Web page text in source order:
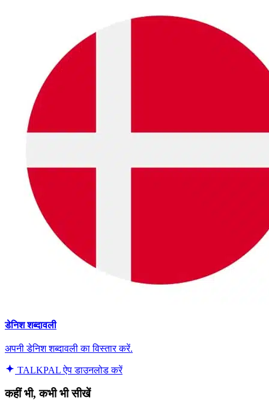
डेनिश शब्दावली
अपनी डेनिश शब्दावली का विस्तार करें.
TALKPAL ऐप डाउनलोड करें
कहीं भी, कभी भी सीखें